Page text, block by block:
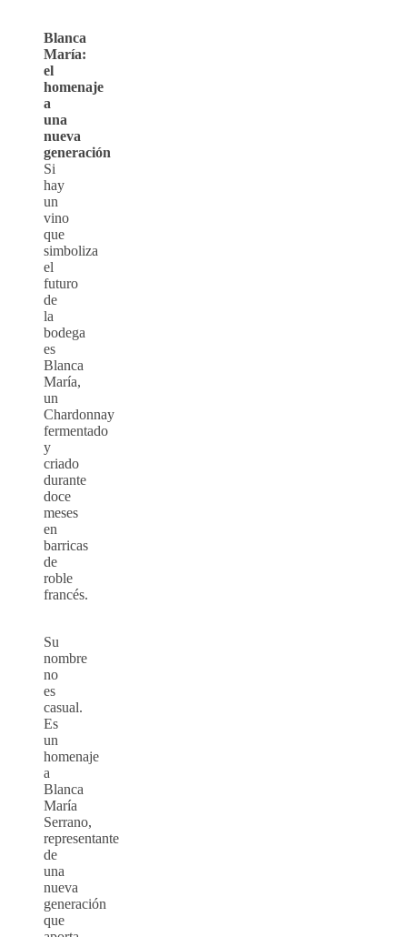
Blanca
María:
el
homenaje
a
una
nueva
generación
Si
hay
un
vino
que
simboliza
el
futuro
de
la
bodega
es
Blanca
María,
un
Chardonnay
fermentado
y
criado
durante
doce
meses
en
barricas
de
roble
francés.
Su
nombre
no
es
casual.
Es
un
homenaje
a
Blanca
María
Serrano,
representante
de
una
nueva
generación
que